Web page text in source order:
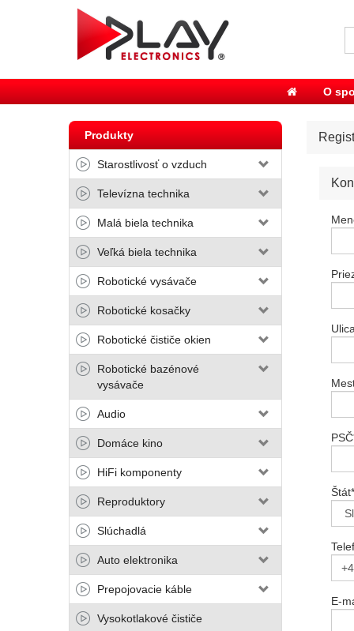
O
Produkty
Starostlivosť o vzduch
Televízna technika
Malá biela technika
Veľká biela technika
Robotické vysávače
Robotické kosačky
Robotické čističe okien
Robotické bazénové
vysávače
Audio
Domáce kino
HiFi komponenty
Reproduktory
Slúchadlá
Auto elektronika
Prepojovacie káble
Vysokotlakové čističe
PSČ
Štát*
E-